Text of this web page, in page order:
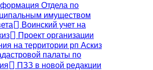
Отдела по
имуществом
Воинский учет на
Проект организации
на территории рп Аскиз
палаты по
ПЗЗ в новой редакции